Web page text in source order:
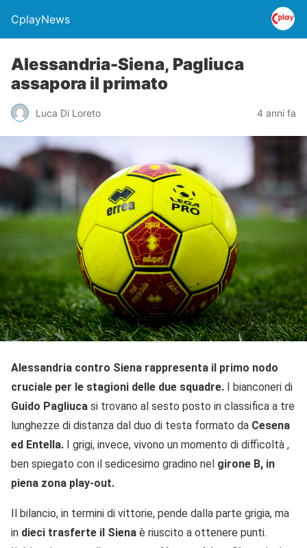
CplayNews
Alessandria-Siena, Pagliuca
assapora il primato
Luca Di Loreto 4 anni fa
Alessandria contro Siena rappresenta il primo nodo
cruciale per le stagioni delle due squadre. I bianconeri di
Guido Pagliuca si trovano al sesto posto in classifica a tre
lunghezze di distanza dal duo di testa formato da Cesena
ed Entella. I grigi, invece, vivono un momento di difficoltà ,
ben spiegato con il sedicesimo gradino nel girone B, in
piena zona play-out.
Il bilancio, in termini di vittorie, pende dalla parte grigia, ma
in dieci trasferte il Siena è riuscito a ottenere punti.